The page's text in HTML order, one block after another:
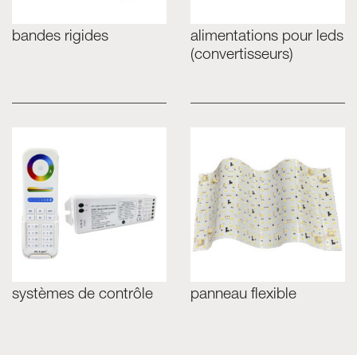
bandes rigides
alimentations pour leds
(convertisseurs)
systèmes de contrôle panneau flexible